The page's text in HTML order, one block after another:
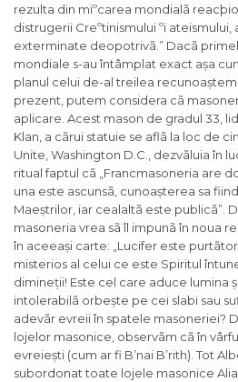
rezulta din miºcarea mondialã
distrugerii Creºtinismului ºi
exterminate deopotrivã. ” Dacã
mondiale s-au întâmplat exact așa
planul celui de-al treilea
prezent, putem considera cã
aplicare. Acest mason de gradul 33,
Klan, a cãrui statuie se aflã la loc de
Unite, Washington D.C., dezvãluia în
ritualfaptul cã „ Francmasoneria are
una este ascunsã, cunoașterea sa
Maeștrilor, iar cealaltã este publicã”.
masoneria vrea sã îl impunã în noua
în aceeași carte: „ Lucifer este
misterios al celui ce este Spiritul
dimineții! Este cel care aduce lumina
intolerabilã orbește pe cei slabi sau
adevãr evreii în spatele masoneriei?
lojelor masonice, observãm cã în
evreiești (cum ar fi B’nai B’rith). Tot
subordonat toate lojele masonice